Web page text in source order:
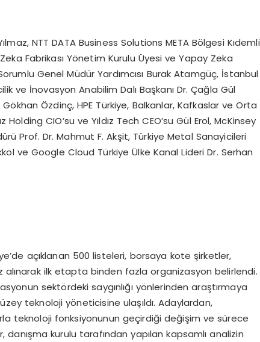
NTT DATA Business Solutions META Bölgesi Kıdemli
Fabrikası Yönetim Kurulu Üyesi ve Yapay Zeka
Genel Müdür Yardımcısı Burak Atamgüç, İstanbul
ve İnovasyon Anabilim Dalı Başkanı Dr. Çağla Gül
Özdinç, HPE Türkiye, Balkanlar, Kafkaslar ve Orta
CIO’su ve Yıldız Tech CEO’su Gül Erol, McKinsey
Prof. Dr. Mahmut F. Akşit, Türkiye Metal Sanayicileri
ve Google Cloud Türkiye Ülke Kanal Lideri Dr. Serhan
açıklanan 500 listeleri, borsaya kote şirketler,
alınarak ilk etapta binden fazla organizasyon belirlendi.
sektördeki saygınlığı yönlerinden araştırmaya
teknoloji yöneticisine ulaşıldı. Adaylardan,
teknoloji fonksiyonunun geçirdiği değişim ve sürece
danışma kurulu tarafından yapılan kapsamlı analizin